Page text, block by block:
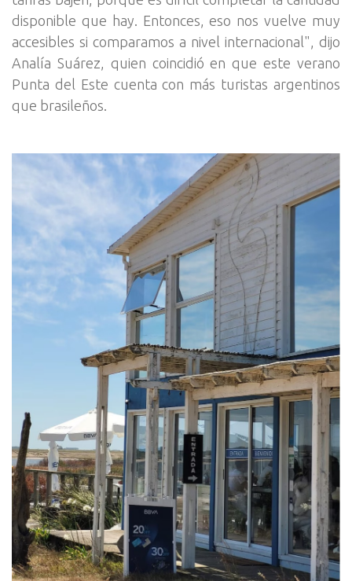
disponible que hay. Entonces, eso nos vuelve muy
accesibles si comparamos a nivel internacional", dijo
Analía Suárez, quien coincidió en que este verano
Punta del Este cuenta con más turistas argentinos
que brasileños.